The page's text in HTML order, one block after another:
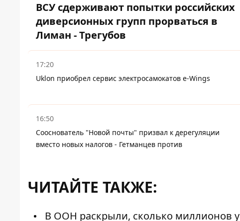
ВСУ сдерживают попытки российских
диверсионных групп прорваться в
Лиман - Трегубов
17:20
Uklon приобрел сервис электросамокатов e-Wings
16:50
Сооснователь "Новой почты" призвал к дерегуляции
вместо новых налогов - Гетманцев против
ЧИТАЙТЕ ТАКЖЕ:
В ООН раскрыли, сколько миллионов